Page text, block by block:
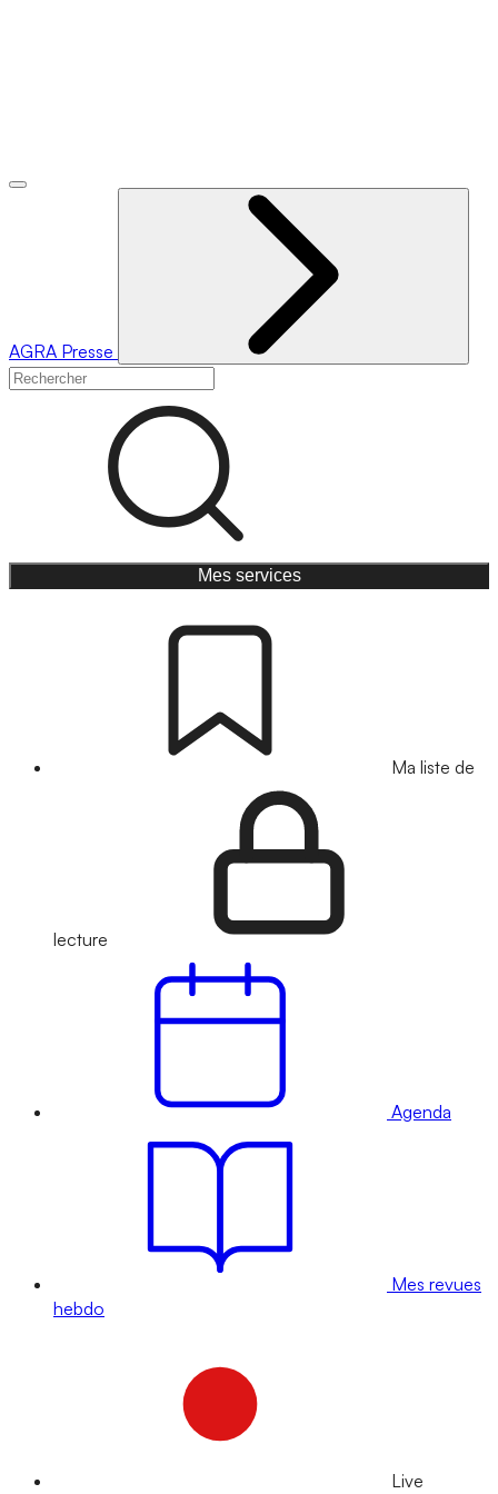
AGRA Presse
Mes services
Ma liste de
lecture
Agenda
Mes revues
hebdo
Live